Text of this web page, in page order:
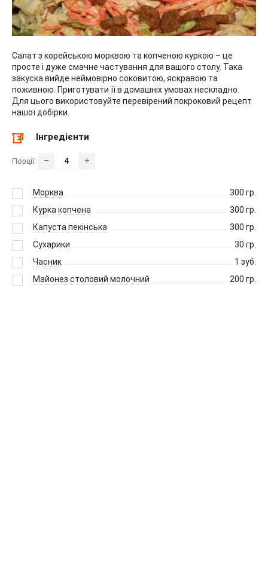
Салат з корейською морквою та копченою куркою – це
просте і дуже смачне частування для вашого столу. Така
закуска вийде неймовірно соковитою, яскравою та
поживною. Приготувати її в домашніх умовах нескладно.
Для цього використовуйте перевірений покроковий рецепт
нашої добірки.
Інгредієнти
Порції: – +
Морква 300 гр.
Курка копчена
300 гр.
Капуста пекінська
300 гр.
Сухарики
30 гр.
Часник
1 зуб.
Майонез столовий молочний
200 гр.